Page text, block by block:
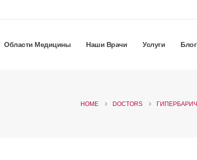
Области Медицины Наши Врачи Услуги Блог
HOME DOCTORS